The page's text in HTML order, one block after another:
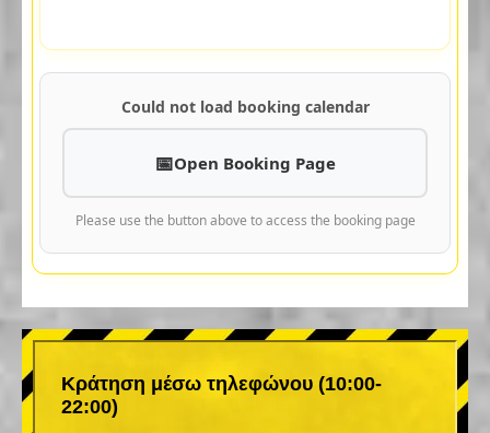
Could not load booking calendar
Open Booking Page
Please use the button above to access the booking page
Κράτηση μέσω τηλεφώνου (10:00-
22:00)